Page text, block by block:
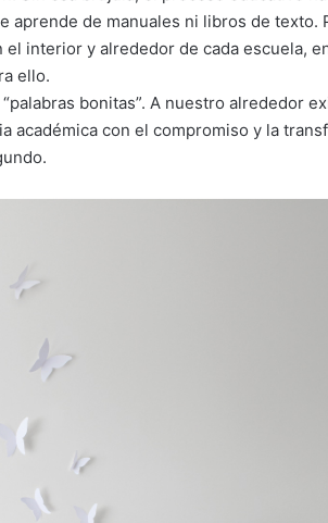
aprende de manuales ni libros de texto.
interior y alrededor de cada escuela,
ello.
bonitas”. A nuestro alrededor
académica con el compromiso y la